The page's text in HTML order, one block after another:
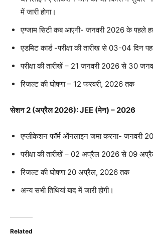
में जारी होगा।
एग्जाम सिटी कब आएगी- जनवरी 2026 के पहले
एडमिट कार्ड -परीक्षा की तारीख से 03-04 दिन
परीक्षा की तारीखें – 21 जनवरी 2026 से 30
रिजल्ट की घोषणा – 12 फरवरी, 2026 तक
सेशन 2 (अप्रैल 2026): JEE (मेन) – 2026
एप्लीकेशन फॉर्म ऑनलाइन जमा करना- जनवरी
परीक्षा की तारीखें – 02 अप्रैल 2026 से 09
रिजल्ट की घोषणा 20 अप्रैल, 2026 तक
अन्य सभी तिथियां बाद में जारी होंगी।
Related